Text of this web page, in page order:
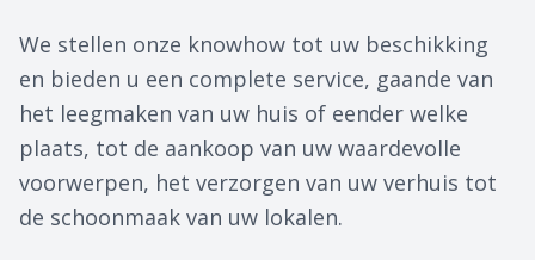
We stellen onze knowhow tot uw beschikking
en bieden u een complete service, gaande van
het leegmaken van uw huis of eender welke
plaats, tot de aankoop van uw waardevolle
voorwerpen, het verzorgen van uw verhuis tot
de schoonmaak van uw lokalen.